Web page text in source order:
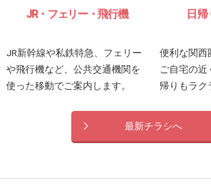
JR・フェリー・飛行機
JR新幹線や私鉄特急、フェリー
や飛行機など、公共交通機関を
使った移動でご案内します。
日
便利な関西
ご自宅の近
帰りもラク
最新チラシへ